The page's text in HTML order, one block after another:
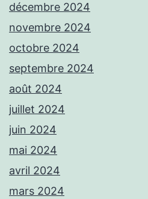
décembre 2024
novembre 2024
octobre 2024
septembre 2024
août 2024
juillet 2024
juin 2024
mai 2024
avril 2024
mars 2024